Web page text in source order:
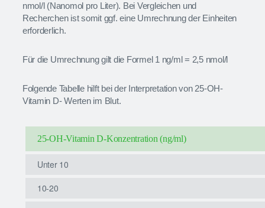
nmol/l (Nanomol pro Liter). Bei Vergleichen und
Recherchen ist somit ggf. eine Umrechnung der Einheiten
erforderlich.
Für die Umrechnung gilt die Formel 1 ng/ml = 2,5 nmol/l
Folgende Tabelle hilft bei der Interpretation von 25-OH-
Vitamin D- Werten im Blut.
25-OH-Vitamin D-Konzentration (ng/ml)
Unter 10
10-20